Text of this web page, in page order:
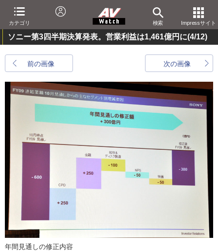
カテゴリ 検索 Impressサイト
ソニー第3四半期決算発表。営業利益は1,461億円に(4/12)
前の画像 次の画像
年間見通しの修正内容